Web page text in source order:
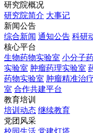
研究院概况
研究院简介 大事记
新闻公告
综合新闻 通知公告 科研
核心平台
生物药物实验室 小分子
实验室 肿瘤药理实验室
药物实验室 肿瘤精准治
室 合作共建平台
教育培训
培训动态 继续教育
党团风采
校园生活 党建灯塔